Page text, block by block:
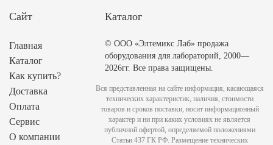
Сайт
Главная
Каталог
Как купить?
Доставка
Оплата
Сервис
О компании
Каталог
© ООО «Элтемикс Лаб» продажа
оборудования для лабораторий, 2000—
2026гг. Все права защищены.
Вся представленная на сайте информация, касающаяся
технических характеристик, наличия, стоимости
товаров и сроков поставки, носит информационный
характер и ни при каких условиях не является
публичной офертой, определяемой положениями
Статьи 437 ГК РФ. Размещение технических